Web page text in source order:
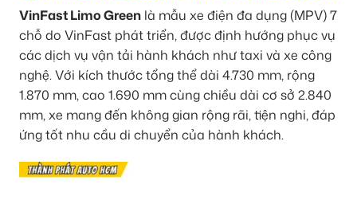
VinFast Limo Green là mẫu xe điện đa dụng (MPV) 7
chỗ do VinFast phát triển, được định hướng phục vụ
các dịch vụ vận tải hành khách như taxi và xe công
nghệ. Với kích thước tổng thể dài 4.730 mm, rộng
1.870 mm, cao 1.690 mm cùng chiều dài cơ sở 2.840
mm, xe mang đến không gian rộng rãi, tiện nghi, đáp
ứng tốt nhu cầu di chuyển của hành khách.